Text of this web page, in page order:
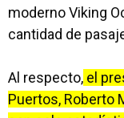
moderno Viking
cantidad de
Al respecto, el
Puertos, Roberto